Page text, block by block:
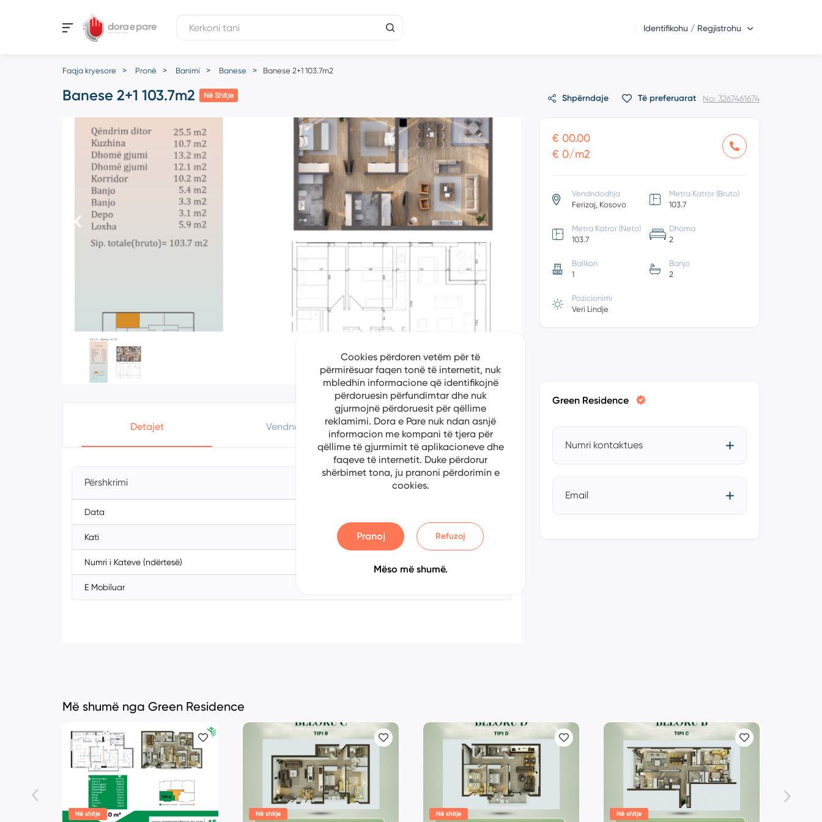
Identifikohu / Regjistrohu
Faqja kryesore Pronë Banimi Banese Banese 2+1 103.7m2
Banese 2+1 103.7m2 Në Shitje Shpërndaje Të preferuarat No: 3267461674
€ 00.00
€ 0/m2
Vendndodhja
Ferizaj, Kosovo
Metra Katror (Bruto)
103.7
Metra Katror (Neto)
103.7
Dhoma
2
Ballkon
1
Banjo
2
Pozicionimi
Veri Lindje
Detajet Vendndodhje Apliko Për Kredi
Përshkrimi
Data
Kati
Numri i Kateve (ndërtesë)
E Mobiluar
Green Residence
Numri kontaktues
Email
Më shumë nga Green Residence
Në shitje Në shitje Në shitje Në shitje
Cookies përdoren vetëm për të
përmirësuar faqen tonë të internetit, nuk
mbledhin informacione që identifikojnë
përdoruesin përfundimtar dhe nuk
gjurmojnë përdoruesit për qëllime
reklamimi. Dora e Pare nuk ndan asnjë
informacion me kompani të tjera për
qëllime të gjurmimit të aplikacioneve dhe
faqeve të internetit. Duke përdorur
shërbimet tona, ju pranoni përdorimin e
cookies.
Pranoj Refuzoj
Mëso më shumë.